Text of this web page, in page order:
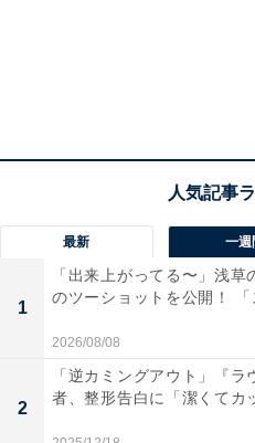
最新 一週
1
「出来上がってる〜」浅草
のツーショットを公開！
2026/08/08
2
「逆カミングアウト」『
者、整形告白に「潔くてカ